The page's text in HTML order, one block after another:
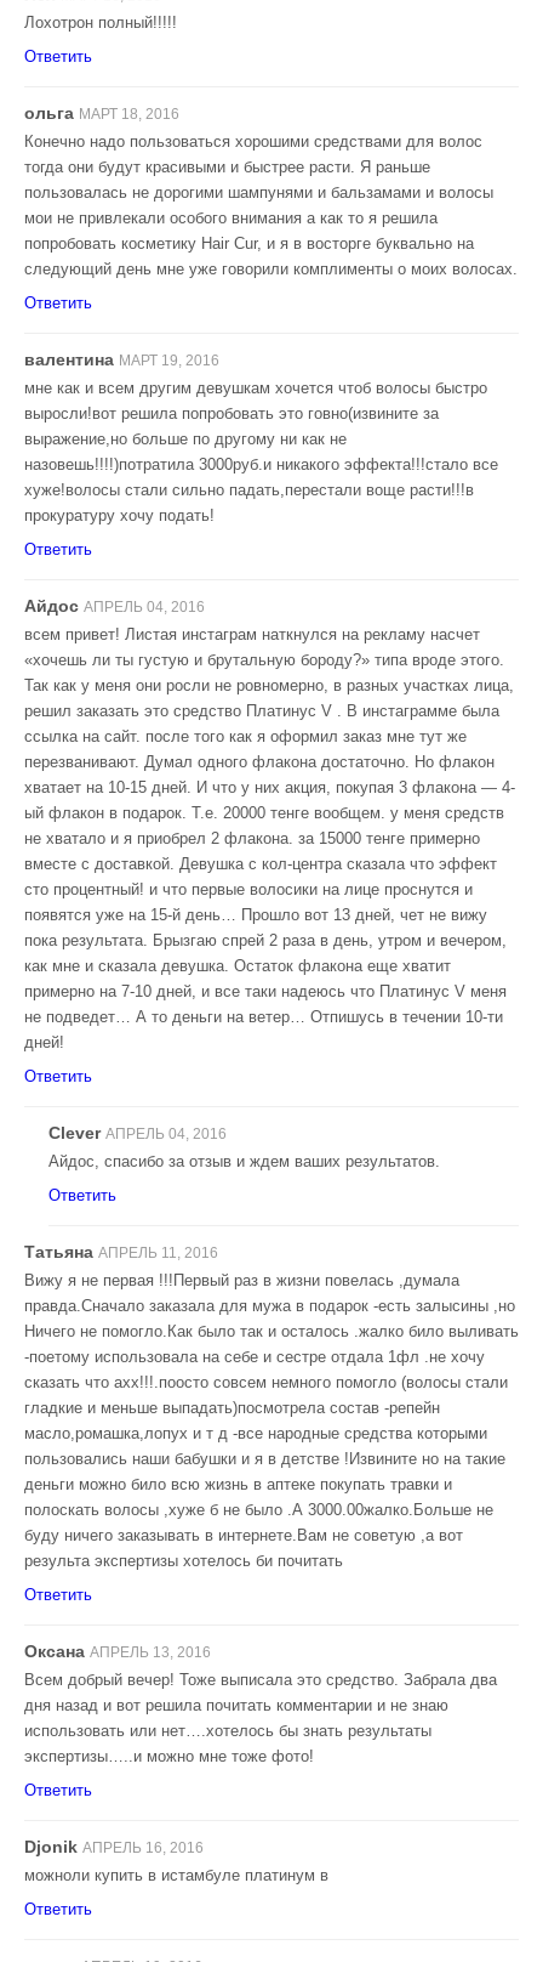
Лохотрон полный!!!!!
Ответить
ольга МАРТ 18, 2016
Конечно надо пользоваться хорошими средствами для волос
тогда они будут красивыми и быстрее расти. Я раньше
пользовалась не дорогими шампунями и бальзамами и волосы
мои не привлекали особого внимания а как то я решила
попробовать косметику Hair Cur, и я в восторге буквально на
следующий день мне уже говорили комплименты о моих волосах.
Ответить
валентина МАРТ 19, 2016
мне как и всем другим девушкам хочется чтоб волосы быстро
выросли!вот решила попробовать это говно(извините за
выражение,но больше по другому ни как не
назовешь!!!!)потратила 3000руб.и никакого эффекта!!!стало все
хуже!волосы стали сильно падать,перестали воще расти!!!в
прокуратуру хочу подать!
Ответить
Айдос АПРЕЛЬ 04, 2016
всем привет! Листая инстаграм наткнулся на рекламу насчет
«хочешь ли ты густую и брутальную бороду?» типа вроде этого.
Так как у меня они росли не ровномерно, в разных участках лица,
решил заказать это средство Платинус V . В инстаграмме была
ссылка на сайт. после того как я оформил заказ мне тут же
перезванивают. Думал одного флакона достаточно. Но флакон
хватает на 10-15 дней. И что у них акция, покупая 3 флакона — 4-
ый флакон в подарок. Т.е. 20000 тенге вообщем. у меня средств
не хватало и я приобрел 2 флакона. за 15000 тенге примерно
вместе с доставкой. Девушка с кол-центра сказала что эффект
сто процентный! и что первые волосики на лице проснутся и
появятся уже на 15-й день… Прошло вот 13 дней, чет не вижу
пока результата. Брызгаю спрей 2 раза в день, утром и вечером,
как мне и сказала девушка. Остаток флакона еще хватит
примерно на 7-10 дней, и все таки надеюсь что Платинус V меня
не подведет… А то деньги на ветер… Отпишусь в течении 10-ти
дней!
Ответить
Clever АПРЕЛЬ 04, 2016
Айдос, спасибо за отзыв и ждем ваших результатов.
Ответить
Татьяна АПРЕЛЬ 11, 2016
Вижу я не первая !!!Первый раз в жизни повелась ,думала
правда.Сначало заказала для мужа в подарок -есть залысины ,но
Ничего не помогло.Как было так и осталось .жалко било выливать
-поетому использовала на себе и сестре отдала 1фл .не хочу
сказать что ахх!!!.поосто совсем немного помогло (волосы стали
гладкие и меньше выпадать)посмотрела состав -репейн
масло,ромашка,лопух и т д -все народные средства которыми
пользовались наши бабушки и я в детстве !Извините но на такие
деньги можно било всю жизнь в аптеке покупать травки и
полоскать волосы ,хуже б не было .А 3000.00жалко.Больше не
буду ничего заказывать в интернете.Вам не советую ,а вот
результа экспертизы хотелось би почитать
Ответить
Оксана АПРЕЛЬ 13, 2016
Всем добрый вечер! Тоже выписала это средство. Забрала два
дня назад и вот решила почитать комментарии и не знаю
использовать или нет….хотелось бы знать результаты
экспертизы…..и можно мне тоже фото!
Ответить
Djonik АПРЕЛЬ 16, 2016
можноли купить в истамбуле платинум в
Ответить